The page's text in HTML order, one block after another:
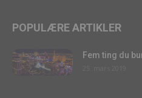
POPULÆRE ARTIKLER
Fem ting du